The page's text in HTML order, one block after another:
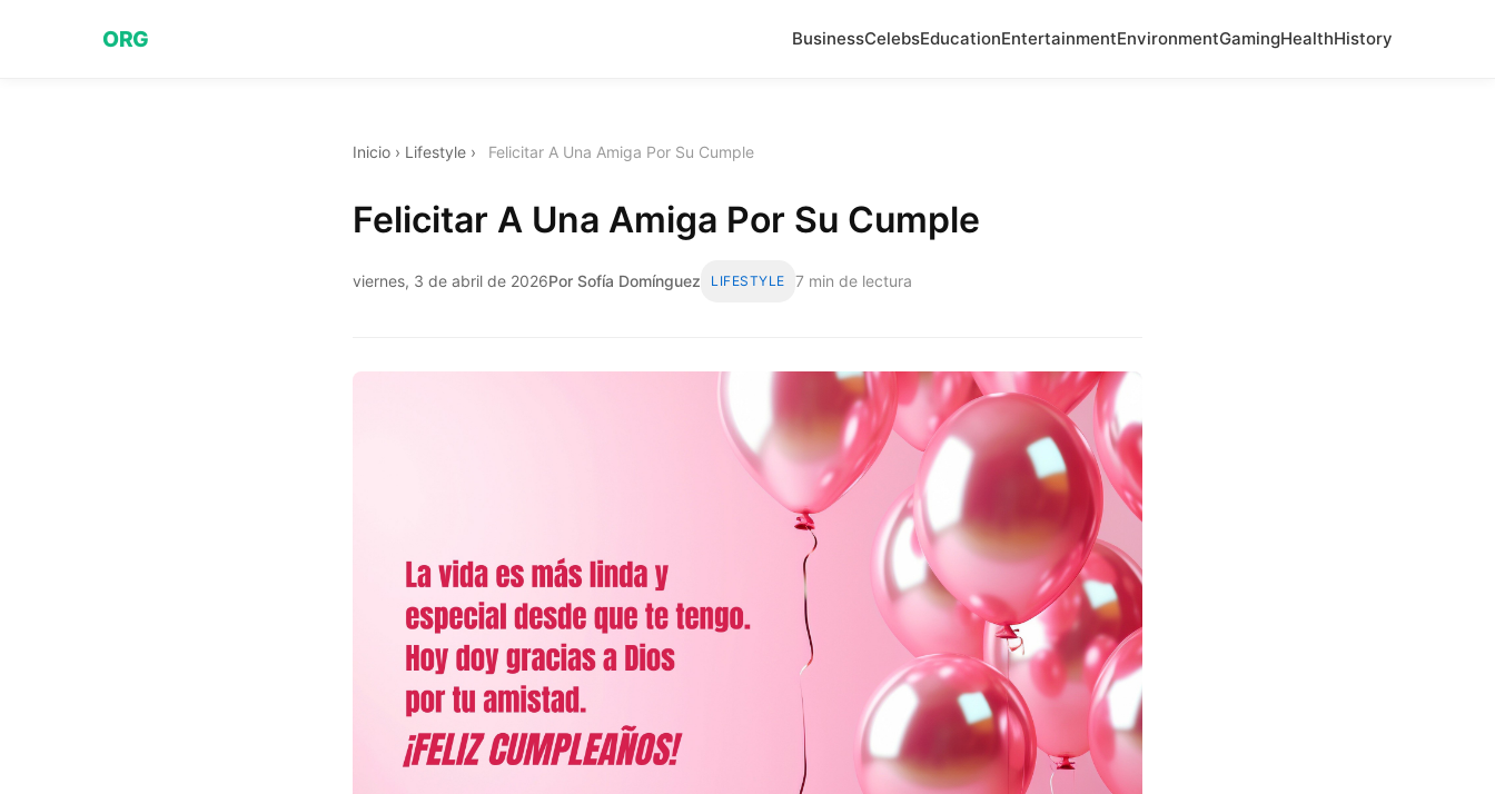
ORG BusinessCelebsEducationEntertainmentEnvironmentGamingHealthHistory
Inicio › Lifestyle › Felicitar A Una Amiga Por Su Cumple
Felicitar A Una Amiga Por Su Cumple
viernes, 3 de abril de 2026Por Sofía Domínguez LIFESTYLE 7 min de lectura